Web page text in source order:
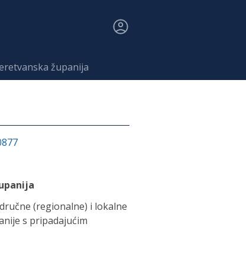
županija
(regionalne) i lokalne
s pripadajućim